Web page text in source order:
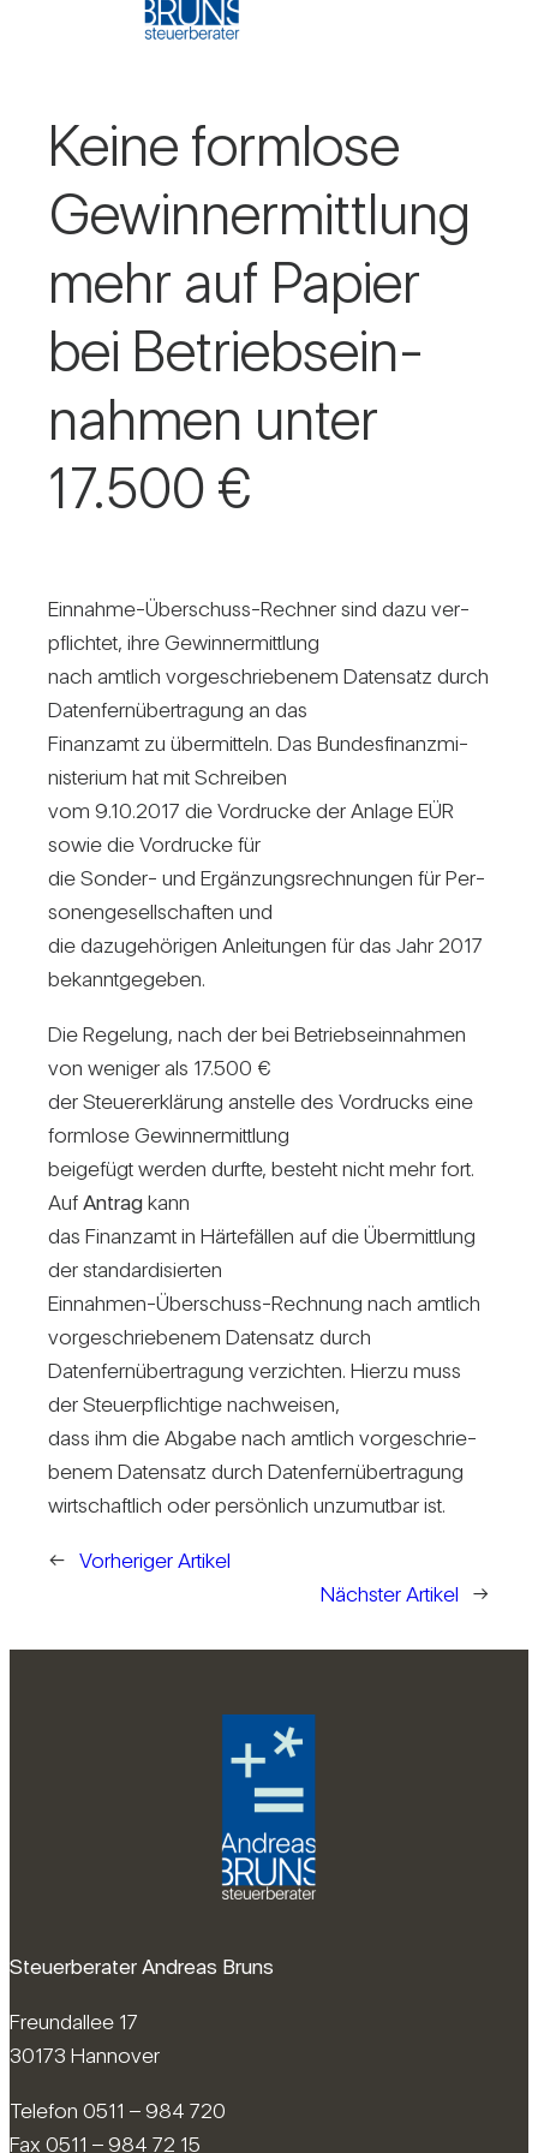
Keine form­lose
Gewinn­ermitt­lung
mehr auf Papier
bei Betriebs­ein­
nahmen unter
17.500 €
Ein­nahme-Über­schuss-Rechner sind dazu ver­
pflichtet, ihre Gewinn­ermitt­lung
nach amt­lich vor­ge­schrie­benem Daten­satz durch
Daten­fern­über­tra­gung an das
Finanzamt zu über­mit­teln. Das Bun­des­fi­nanz­mi­
nis­te­rium hat mit Schreiben
vom 9.10.2017 die Vor­drucke der Anlage EÜR
sowie die Vor­drucke für
die Sonder- und Ergän­zungs­rech­nungen für Per­
so­nen­ge­sell­schaften und
die dazu­ge­hö­rigen Anlei­tungen für das Jahr 2017
bekannt­ge­geben.
Die Rege­lung, nach der bei Betriebs­ein­nahmen
von weniger als 17.500 €
der Steu­er­erklä­rung anstelle des Vor­drucks eine
form­lose Gewinn­ermitt­lung
bei­gefügt werden durfte, besteht nicht mehr fort.
AufAntragkann
das Finanzamt in Här­te­fällen auf die Über­mitt­lung
der stan­dar­di­sierten
Ein­nahmen-Über­schuss-Rech­nung nach amt­lich
vor­ge­schrie­benem Daten­satz durch
Daten­fern­über­tra­gung ver­zichten. Hierzu muss
der Steu­er­pflich­tige nach­weisen,
dass ihm die Abgabe nach amt­lich vor­ge­schrie­
benem Daten­satz durch Daten­fern­über­tra­gung
wirt­schaft­lich oder per­sön­lich unzu­mutbar ist.
← Vorheriger Artikel
Nächster Artikel
→
Steuerberater Andreas Bruns
Freundallee 17
30173 Hannover
Telefon 0511 – 984 720
Fax 0511 – 984 72 15